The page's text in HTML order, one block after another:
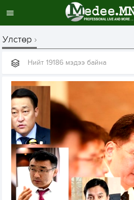
Улстөр
Нийт 19186 мэдээ байна